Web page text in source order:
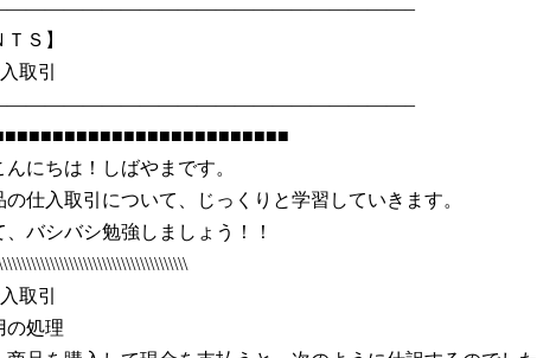
Ｓ】
取引
にちは！しばやまです。
仕入取引について、じっくりと学習していきます。
バシバシ勉強しましょう！！
取引
の処理